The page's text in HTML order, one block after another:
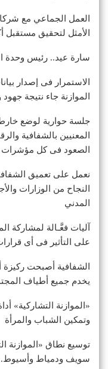
العمل الجماعي مع
الأمثل لتحقيق مستقبل
سارة عيد.. رئيس وحدة
الاستمرار فى إصدار
الموازنة جاء نتيجة جهود
جلسة حوارية لوضع
المعنيين بالشفافية
الصعود فى كل مؤشرات
نعمل على تعميق
النجاح من الوزارات
المدني
آليات فعَّـالة لمشاركة
على التأثير فى أى
الشفافية أصبحت
يخدم جميع أطياف
«الموازنة التشاركية»
وتمكين الشباب والمرأة
توسيع نطاق «الموازنة
سويف ودمياط وأسيوط..